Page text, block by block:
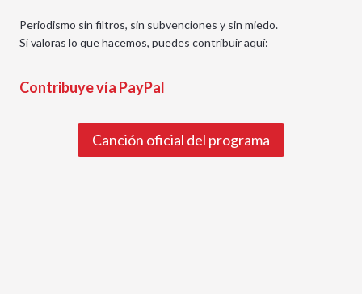
Periodismo sin filtros, sin subvenciones y sin miedo.
Si valoras lo que hacemos, puedes contribuir aquí:
Contribuye vía PayPal
Canción oficial del programa